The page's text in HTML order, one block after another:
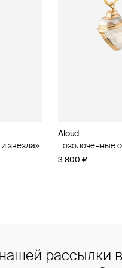
звезда»
Aloud
позолоченные
3 800 ₽
рассылки